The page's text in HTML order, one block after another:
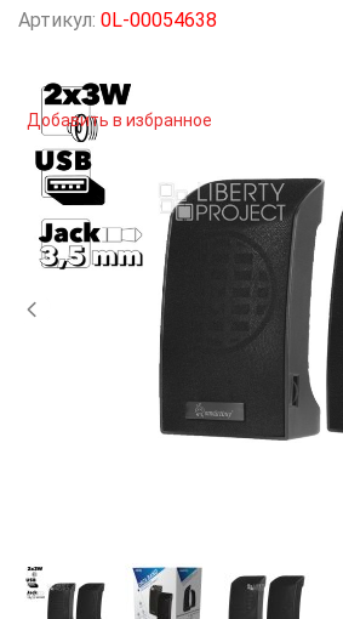
Артикул: 0L-00054638
Добавить в избранное